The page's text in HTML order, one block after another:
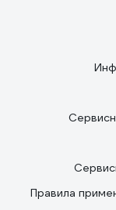
Правила